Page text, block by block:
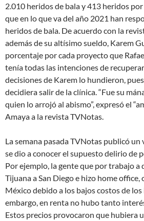
2.010 heridos de bala y 413 heridos
que en lo que va del año 2021 han
heridos de bala. De acuerdo con la
además de su altísimo sueldo, Karem
porcentaje por cada proyecto que
tenía todas las intenciones de
decisiones de Karem lo hundieron,
decidiera salir de la clínica. “Fue su
quien lo arrojó al abismo”, expresó el
Amaya a la revista TVNotas.
La semana pasada TVNotas publicó
se dio a conocer el supuesto delirio de
Por ejemplo, la gente que por trabajo a
Tijuana a San Diego e hizo home
México debido a los bajos costos de los
embargo, en renta no hubo tanto
Estos precios provocaron que hubiera